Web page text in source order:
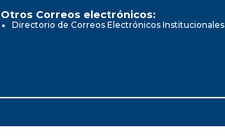
Otros Correos electrónicos:
Directorio de Correos Electrónicos Institucionales